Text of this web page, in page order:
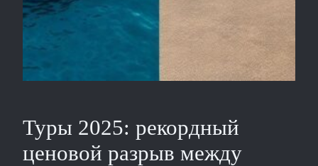
Туры 2025: рекордный
ценовой разрыв между